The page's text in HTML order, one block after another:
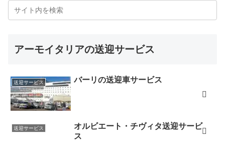
アーモイタリアの送迎サービス
送迎サービス バーリの送迎車サービス
送迎サービス
オルビエート・チヴィタ送迎サービ
ス